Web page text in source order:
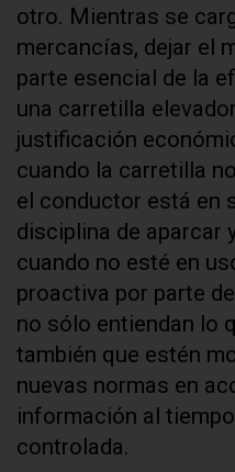
otro. Mientras se
mercancías, dejar el
parte esencial de la
una carretilla
justificación
cuando la carretilla
el conductor está en
disciplina de aparcar
cuando no esté en
proactiva por parte
no sólo entiendan lo
también que estén
nuevas normas en
información al
controlada.